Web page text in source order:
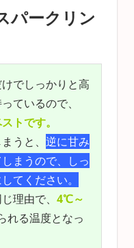
パークリン
でしっかりと高
ているので、
トです。
うと、 逆に甘み
まうので、しっ
てください。
理由で、 4℃～
れる温度となっ